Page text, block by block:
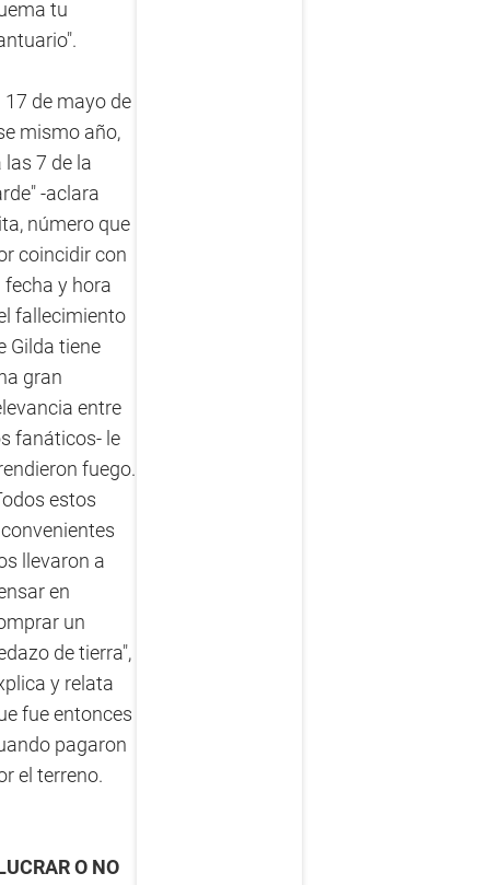
tu
17 de mayo de
mismo año,
las 7 de la
-aclara
número que
coincidir con
fecha y hora
fallecimiento
Gilda tiene
gran
entre
fanáticos- le
fuego.
estos
llevaron a
en
un
de tierra",
y relata
fue entonces
pagaron
el terreno.
O NO